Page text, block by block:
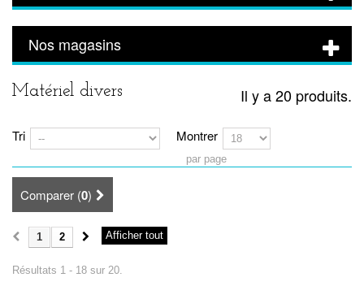
Nos magasins
Matériel divers Il y a 20 produits.
Tri Montrer
par page
Comparer (0)
Afficher tout
1 2
Résultats 1 - 18 sur 20.